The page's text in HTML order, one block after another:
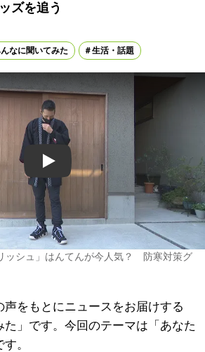
ズを追う
なに聞いてみた 生活・話題
Play
ッシュ」はんてんが今人気？ 防寒対策グ
をもとにニュースをお届けする
た」です。今回のテーマは「あなた
。